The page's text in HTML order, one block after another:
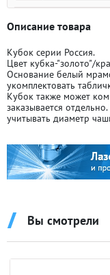
Описание товара
Кубок серии Россия.
Цвет кубка-"золото"/
Основание белый
укомплектовать
Кубок также может
заказывается
учитывать диаметр
Вы смотрели